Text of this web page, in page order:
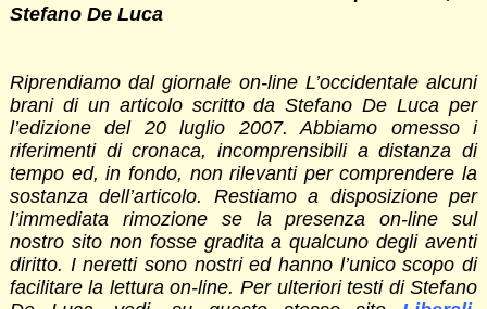
Stefano De Luca
Riprendiamo dal giornale on-line L’occidentale alcuni
brani di un articolo scritto da Stefano De Luca per
l’edizione del 20 luglio 2007. Abbiamo omesso i
riferimenti di cronaca, incomprensibili a distanza di
tempo ed, in fondo, non rilevanti per comprendere la
sostanza dell’articolo. Restiamo a disposizione per
l’immediata rimozione se la presenza on-line sul
nostro sito non fosse gradita a qualcuno degli aventi
diritto. I neretti sono nostri ed hanno l’unico scopo di
facilitare la lettura on-line. Per ulteriori testi di Stefano